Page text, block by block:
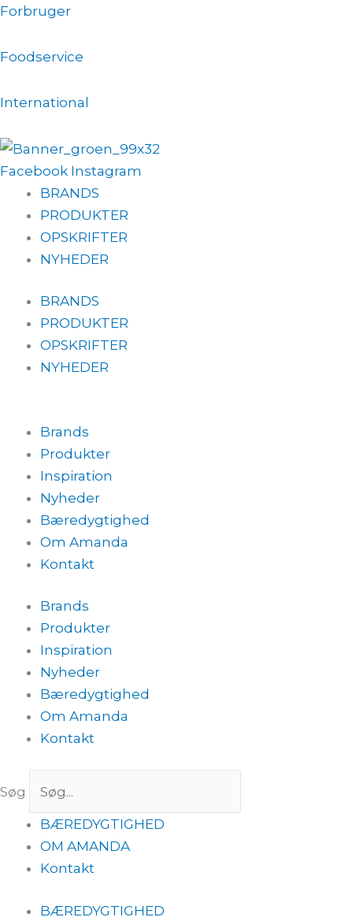
Gå
indholdet
Forbruger
Foodservice
International
Facebook Instagram
BRANDS
PRODUKTER
OPSKRIFTER
NYHEDER
BRANDS
PRODUKTER
OPSKRIFTER
NYHEDER
Brands
Produkter
Inspiration
Nyheder
Bæredygtighed
Om Amanda
Kontakt
Brands
Produkter
Inspiration
Nyheder
Bæredygtighed
Om Amanda
Kontakt
Søg
BÆREDYGTIGHED
OM AMANDA
Kontakt
BÆREDYGTIGHED